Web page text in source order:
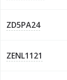
ZD5PA24
ZENL1121